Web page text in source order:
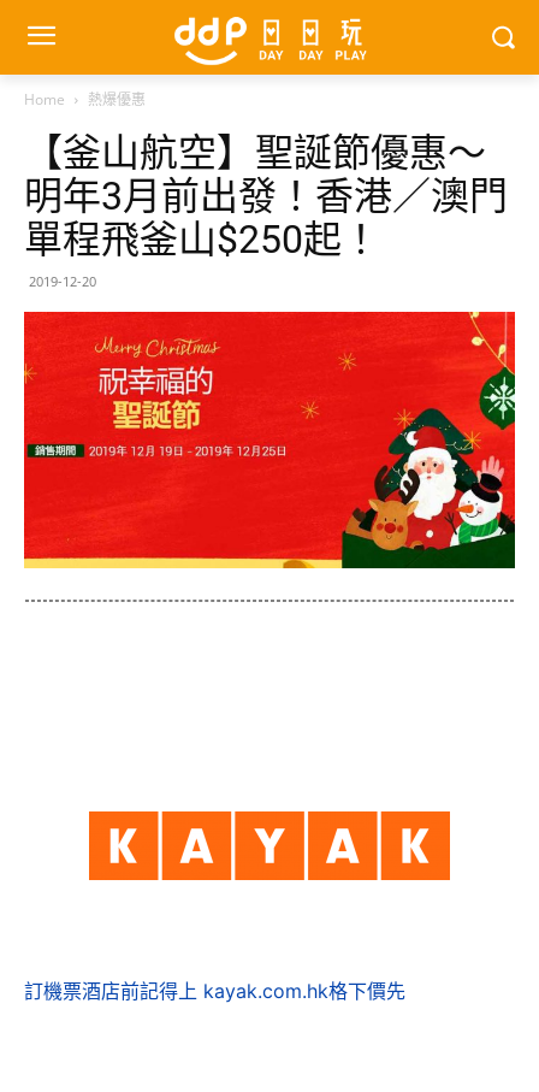
Home 熱爆優惠
【釜山航空】聖誕節優惠～
明年3月前出發！香港／澳門
單程飛釜山$250起！
2019-12-20
訂機票酒店前記得上 kayak.com.hk格下價先